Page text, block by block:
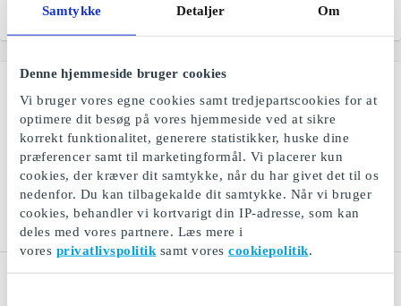
Samtykke Detaljer Om
Denne hjemmeside bruger cookies
Vi bruger vores egne cookies samt tredjepartscookies for at
optimere dit besøg på vores hjemmeside ved at sikre
korrekt funktionalitet, generere statistikker, huske dine
præferencer samt til marketingformål. Vi placerer kun
cookies, der kræver dit samtykke, når du har givet det til os
nedenfor. Du kan tilbagekalde dit samtykke. Når vi bruger
cookies, behandler vi kortvarigt din IP-adresse, som kan
deles med vores partnere. Læs mere i
vores privatlivspolitik samt vorescookiepolitik.
200 kr.
Saxo DK Gavekort
Fashioncheque DK